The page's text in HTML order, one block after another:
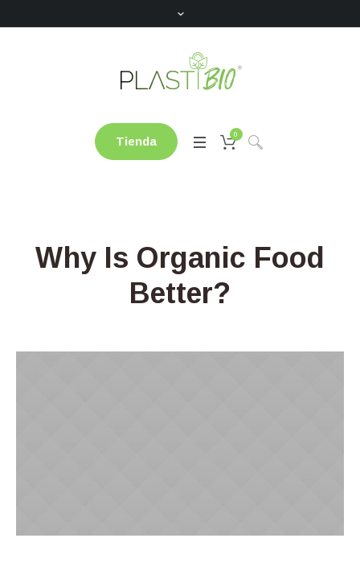
Tienda
0
Why Is Organic Food
Better?